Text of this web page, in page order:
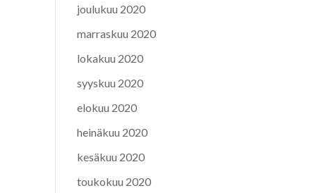
joulukuu 2020
marraskuu 2020
lokakuu 2020
syyskuu 2020
elokuu 2020
heinäkuu 2020
kesäkuu 2020
toukokuu 2020